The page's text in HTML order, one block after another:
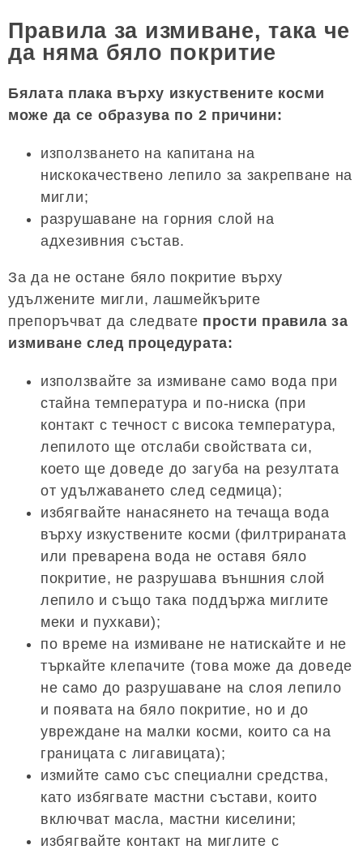
Правила за измиване, така че
да няма бяло покритие
Бялата плака върху изкуствените косми
може да се образува по 2 причини:
използването на капитана на
нискокачествено лепило за закрепване на
мигли;
разрушаване на горния слой на
адхезивния състав.
За да не остане бяло покритие върху
удължените мигли, лашмейкърите
препоръчват да следвате прости правила за
измиване след процедурата:
използвайте за измиване само вода при
стайна температура и по-ниска (при
контакт с течност с висока температура,
лепилото ще отслаби свойствата си,
което ще доведе до загуба на резултата
от удължаването след седмица);
избягвайте нанасянето на течаща вода
върху изкуствените косми (филтрираната
или преварена вода не оставя бяло
покритие, не разрушава външния слой
лепило и също така поддържа миглите
меки и пухкави);
по време на измиване не натискайте и не
търкайте клепачите (това може да доведе
не само до разрушаване на слоя лепило
и появата на бяло покритие, но и до
увреждане на малки косми, които са на
границата с лигавицата);
измийте само със специални средства,
като избягвате мастни състави, които
включват масла, мастни киселини;
избягвайте контакт на миглите с